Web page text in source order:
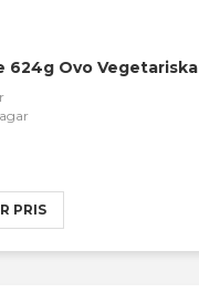
624g Ovo Vegetariska
PRIS